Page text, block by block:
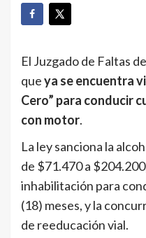
El Juzgado de Faltas
queya se encuentra
Cero” para conducir
con motor.
La ley sanciona la
de $71.470 a
inhabilitación para
(18) meses, y la
de reeducación vial.